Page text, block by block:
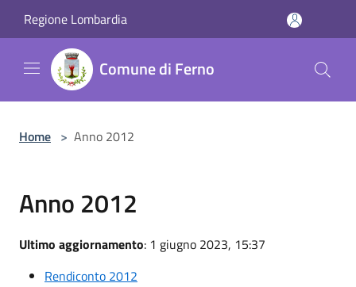
Regione Lombardia
Comune di Ferno
Home > Anno 2012
Anno 2012
Ultimo aggiornamento: 1 giugno 2023, 15:37
Rendiconto 2012